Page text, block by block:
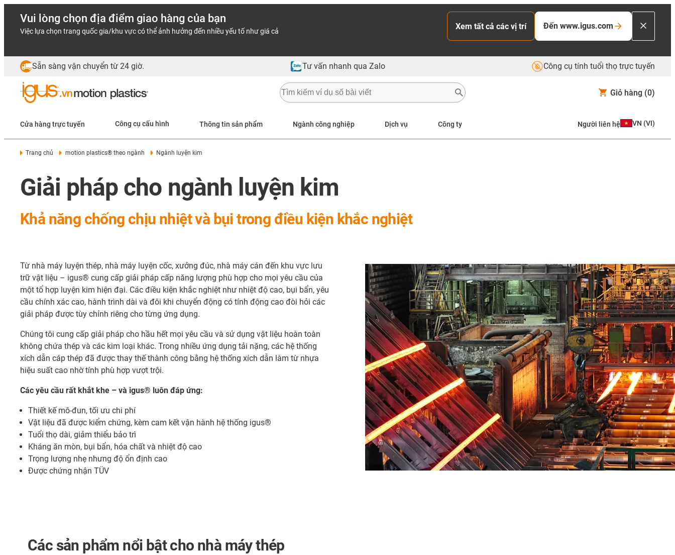
Vui lòng chọn địa điểm giao hàng của bạn
Việc lựa chọn trang quốc gia/khu vực có thể ảnh hưởng đến nhiều yếu tố như giá cả
Xem tất cả các vị trí Đến www.igus.com
Sẵn sàng vận chuyển từ 24 giờ. Tư vấn nhanh qua Zalo Công cụ tính tuổi thọ trực tuyến
Giỏ hàng (0)
Cửa hàng trực tuyến Công cụ cấu hình Thông tin sản phẩm Ngành công nghiệp Dịch vụ Công ty Người liên hệ VN (VI)
Trang chủ motion plastics® theo ngành Ngành luyện kim
Giải pháp cho ngành luyện kim
Khả năng chống chịu nhiệt và bụi trong điều kiện khắc nghiệt
Từ nhà máy luyện thép, nhà máy luyện cốc, xưởng đúc, nhà máy cán đến khu vực lưu
trữ vật liệu – igus® cung cấp giải pháp cấp năng lượng phù hợp cho mọi yêu cầu của
một tổ hợp luyện kim hiện đại. Các điều kiện khắc nghiệt như nhiệt độ cao, bụi bẩn, yêu
cầu chính xác cao, hành trình dài và đôi khi chuyển động có tính động cao đòi hỏi các
giải pháp được tùy chỉnh riêng cho từng ứng dụng.
Chúng tôi cung cấp giải pháp cho hầu hết mọi yêu cầu và sử dụng vật liệu hoàn toàn
không chứa thép và các kim loại khác. Trong nhiều ứng dụng tải nặng, các hệ thống
xích dẫn cáp thép đã được thay thế thành công bằng hệ thống xích dẫn làm từ nhựa
hiệu suất cao nhờ tính phù hợp vượt trội.
Các yêu cầu rất khắt khe – và igus® luôn đáp ứng:
Thiết kế mô-đun, tối ưu chi phí
Vật liệu đã được kiểm chứng, kèm cam kết vận hành hệ thống igus®
Tuổi thọ dài, giảm thiểu bảo trì
Kháng ăn mòn, bụi bẩn, hóa chất và nhiệt độ cao
Trọng lượng nhẹ nhưng độ ổn định cao
Được chứng nhận TÜV
Các sản phẩm nổi bật cho nhà máy thép